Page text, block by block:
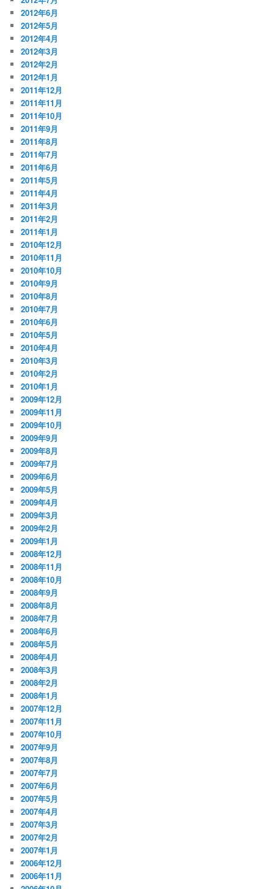
2012年6月
2012年5月
2012年4月
2012年3月
2012年2月
2012年1月
2011年12月
2011年11月
2011年10月
2011年9月
2011年8月
2011年7月
2011年6月
2011年5月
2011年4月
2011年3月
2011年2月
2011年1月
2010年12月
2010年11月
2010年10月
2010年9月
2010年8月
2010年7月
2010年6月
2010年5月
2010年4月
2010年3月
2010年2月
2010年1月
2009年12月
2009年11月
2009年10月
2009年9月
2009年8月
2009年7月
2009年6月
2009年5月
2009年4月
2009年3月
2009年2月
2009年1月
2008年12月
2008年11月
2008年10月
2008年9月
2008年8月
2008年7月
2008年6月
2008年5月
2008年4月
2008年3月
2008年2月
2008年1月
2007年12月
2007年11月
2007年10月
2007年9月
2007年8月
2007年7月
2007年6月
2007年5月
2007年4月
2007年3月
2007年2月
2007年1月
2006年12月
2006年11月